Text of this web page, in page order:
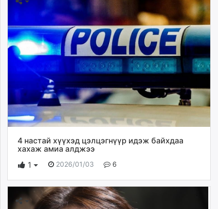
4 настай хүүхэд цэлцэгнүүр идэж байхдаа
хахаж амиа алджээ
1
2026/01/03 6